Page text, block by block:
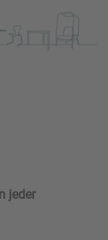
jeder